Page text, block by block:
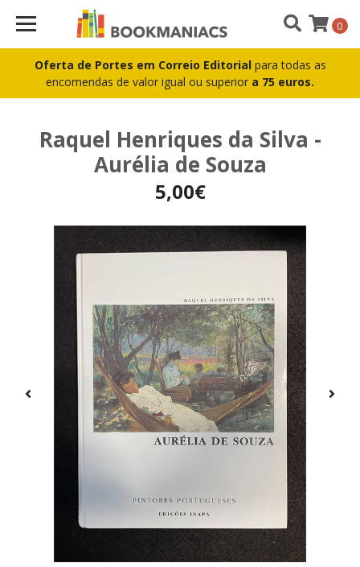
Oferta de Portes em Correio Editorial para todas as
encomendas de valor igual ou superior a 75 euros.
0
Raquel Henriques da Silva -
Aurélia de Souza
5,00€